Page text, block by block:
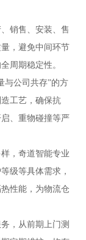
销售、安装、售
，避免中间环节
周期稳定性。
与公司共存”的方
工艺，确保抗
、重物碰撞等严
，奇道智能专业
级等具体需求，
性能，为物流仓
，从前期上门测